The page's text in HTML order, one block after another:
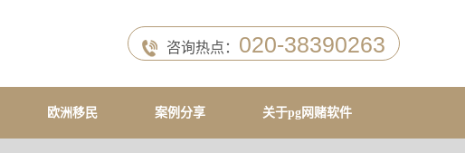
咨询热点： 020-38390263
欧洲移民 案例分享 关于pg网赌软件